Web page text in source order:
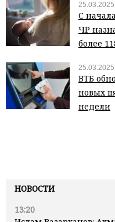
НОВОСТИ
13:20
25.03.2025
С
ЧР
более
25.03.2025
ВТБ
новых
недели